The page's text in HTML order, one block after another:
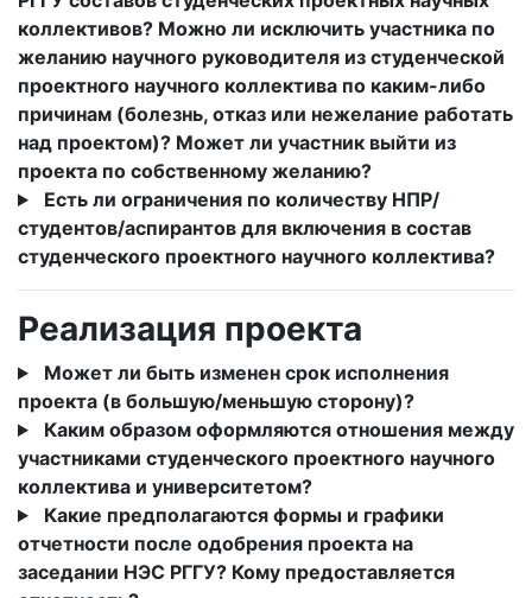
коллективов? Можно ли исключить участника по
желанию научного руководителя из студенческой
проектного научного коллектива по каким-либо
причинам (болезнь, отказ или нежелание работать
над проектом)? Может ли участник выйти из
проекта по собственному желанию?
Есть ли ограничения по количеству НПР/
студентов/аспирантов для включения в состав
студенческого проектного научного коллектива?
Реализация проекта
Может ли быть изменен срок исполнения
проекта (в большую/меньшую сторону)?
Каким образом оформляются отношения между
участниками студенческого проектного научного
коллектива и университетом?
Какие предполагаются формы и графики
отчетности после одобрения проекта на
заседании НЭС РГГУ? Кому предоставляется